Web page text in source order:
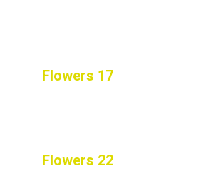
Flowers 17
Flowers 22